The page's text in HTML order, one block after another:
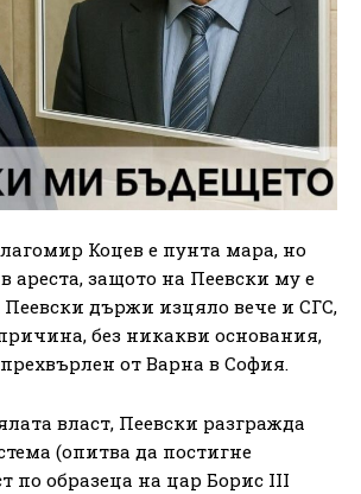
Коцев е пунта мара, но
ареста, защото на Пеевски му е
Пеевски държи изцяло вече и СГС,
без никакви основания,
от Варна в София.
власт, Пеевски разгражда
(опитва да постигне
по образеца на цар Борис III